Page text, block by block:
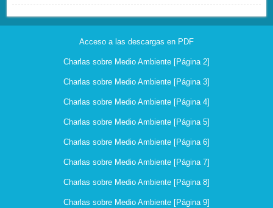
Acceso a las descargas en PDF
Charlas sobre Medio Ambiente [Página 2]
Charlas sobre Medio Ambiente [Página 3]
Charlas sobre Medio Ambiente [Página 4]
Charlas sobre Medio Ambiente [Página 5]
Charlas sobre Medio Ambiente [Página 6]
Charlas sobre Medio Ambiente [Página 7]
Charlas sobre Medio Ambiente [Página 8]
Charlas sobre Medio Ambiente [Página 9]